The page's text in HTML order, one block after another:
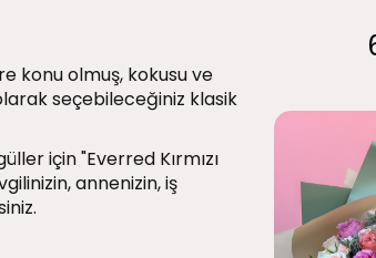
konu olmuş, kokusu ve
seçebileceğiniz klasik
için "Everred Kırmızı
annenizin, iş